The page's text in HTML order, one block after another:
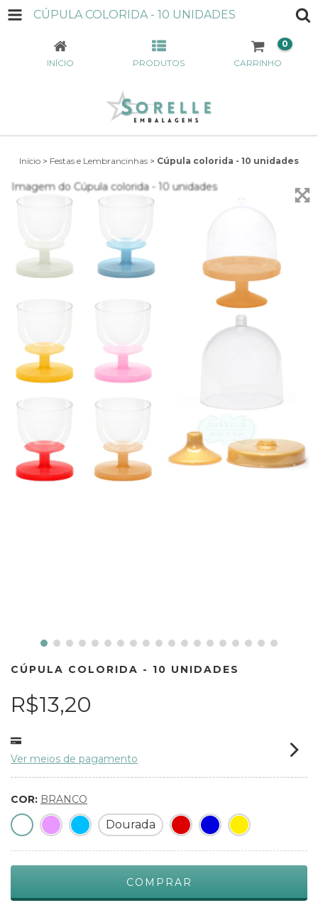
CÚPULA COLORIDA - 10 UNIDADES
INÍCIO PRODUTOS CARRINHO
0
Início > Festas e Lembrancinhas > Cúpula colorida - 10 unidades
CÚPULA COLORIDA - 10 UNIDADES
R$13,20
Ver meios de pagamento
COR: BRANCO
Dourada